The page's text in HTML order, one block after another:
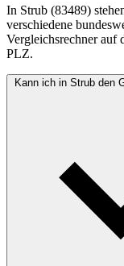
In Strub (83489)
verschiedene
Vergleichsrechner auf
PLZ.
Kann ich in Strub den